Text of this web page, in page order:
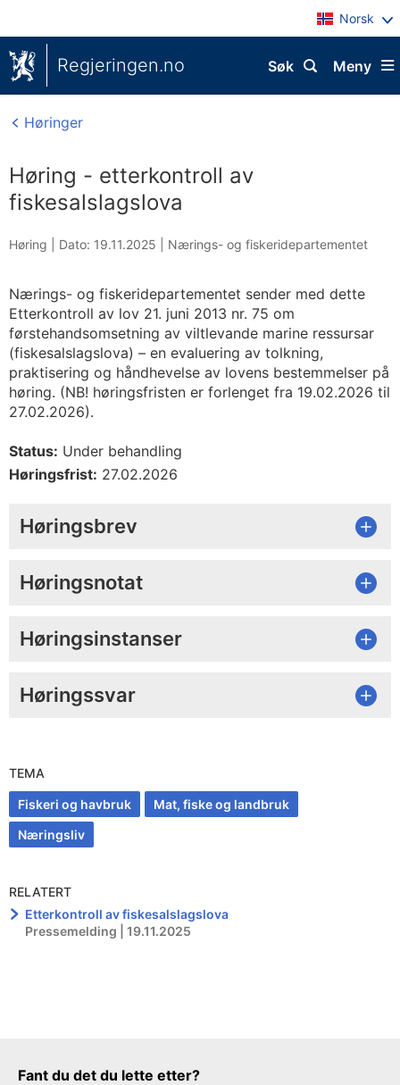
Norsk
Regjeringen.no Meny
Søk
Høringer
Høring - etterkontroll av
fiskesalslagslova
Høring | Dato: 19.11.2025 Nærings- og fiskeridepartementet
Nærings- og fiskeridepartementet sender med dette
Etterkontroll av lov 21. juni 2013 nr. 75 om
førstehandsomsetning av viltlevande marine ressursar
(fiskesalslagslova) – en evaluering av tolkning,
praktisering og håndhevelse av lovens bestemmelser på
høring. (NB! høringsfristen er forlenget fra 19.02.2026 til
27.02.2026).
Status: Under behandling
Høringsfrist: 27.02.2026
Høringsbrev
Høringsnotat
Høringsinstanser
Høringssvar
TEMA
Fiskeri og havbruk
Mat, fiske og landbruk
Næringsliv
RELATERT
Etterkontroll av fiskesalslagslova
Pressemelding | 19.11.2025
Tilbakemeldingsskjema
Fant du det du lette etter?